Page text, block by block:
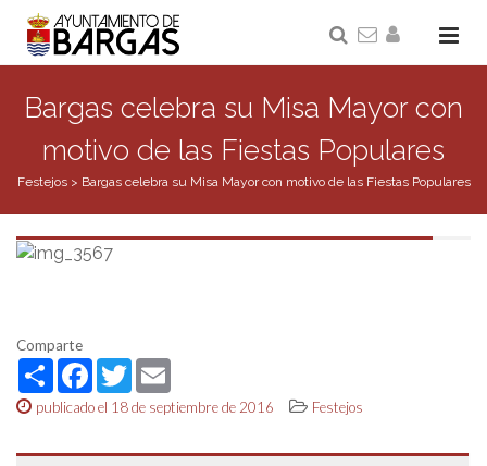
Bargas celebra su Misa Mayor con
motivo de las Fiestas Populares
Festejos> Bargas celebra su Misa Mayor con motivo de las Fiestas Populares
Comparte
ShareFacebook
Twitter
publicado el 18 de septiembre de 2016 Festejos